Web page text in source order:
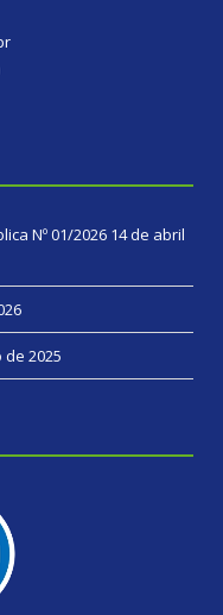
Nº 01/2026 14 de abril
2025